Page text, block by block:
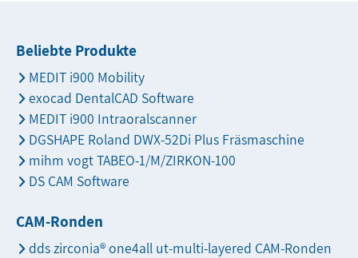
Beliebte Produkte
MEDIT i900 Mobility
exocad DentalCAD Software
MEDIT i900 Intraoralscanner
DGSHAPE Roland DWX-52Di Plus Fräsmaschine
mihm vogt TABEO-1/M/ZIRKON-100
DS CAM Software
CAM-Ronden
dds zirconia® one4all ut-multi-layered CAM-Ronden